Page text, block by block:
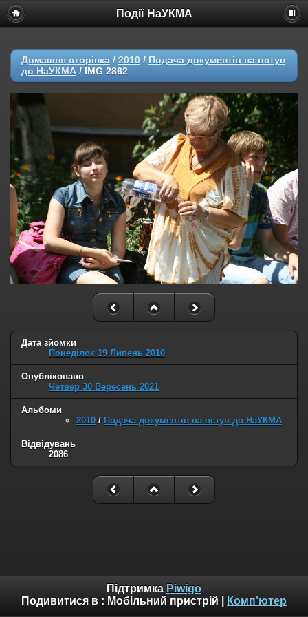
Події НаУКМА
Домашня сторінка / 2010 / Подача документів на вступ
до НаУКМА / IMG 2862
Дата зйомки
Понеділок 19 Липень 2010
Опубліковано
Четвер 30 Вересень 2021
Альбоми
2010 / Подача документів на вступ до НаУКМА
Відвідувань
2086
Підтримка Piwigo
Подивитися в : Мобільний пристрій Комп’ютер